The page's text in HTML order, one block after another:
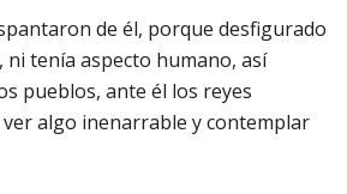
de él, porque desfigurado
tenía aspecto humano, así
pueblos, ante él los reyes
algo inenarrable y contemplar